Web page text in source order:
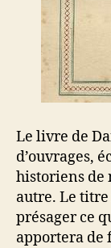
Le livre de
d’ouvrages,
historiens de
autre. Le
présager ce
apportera de